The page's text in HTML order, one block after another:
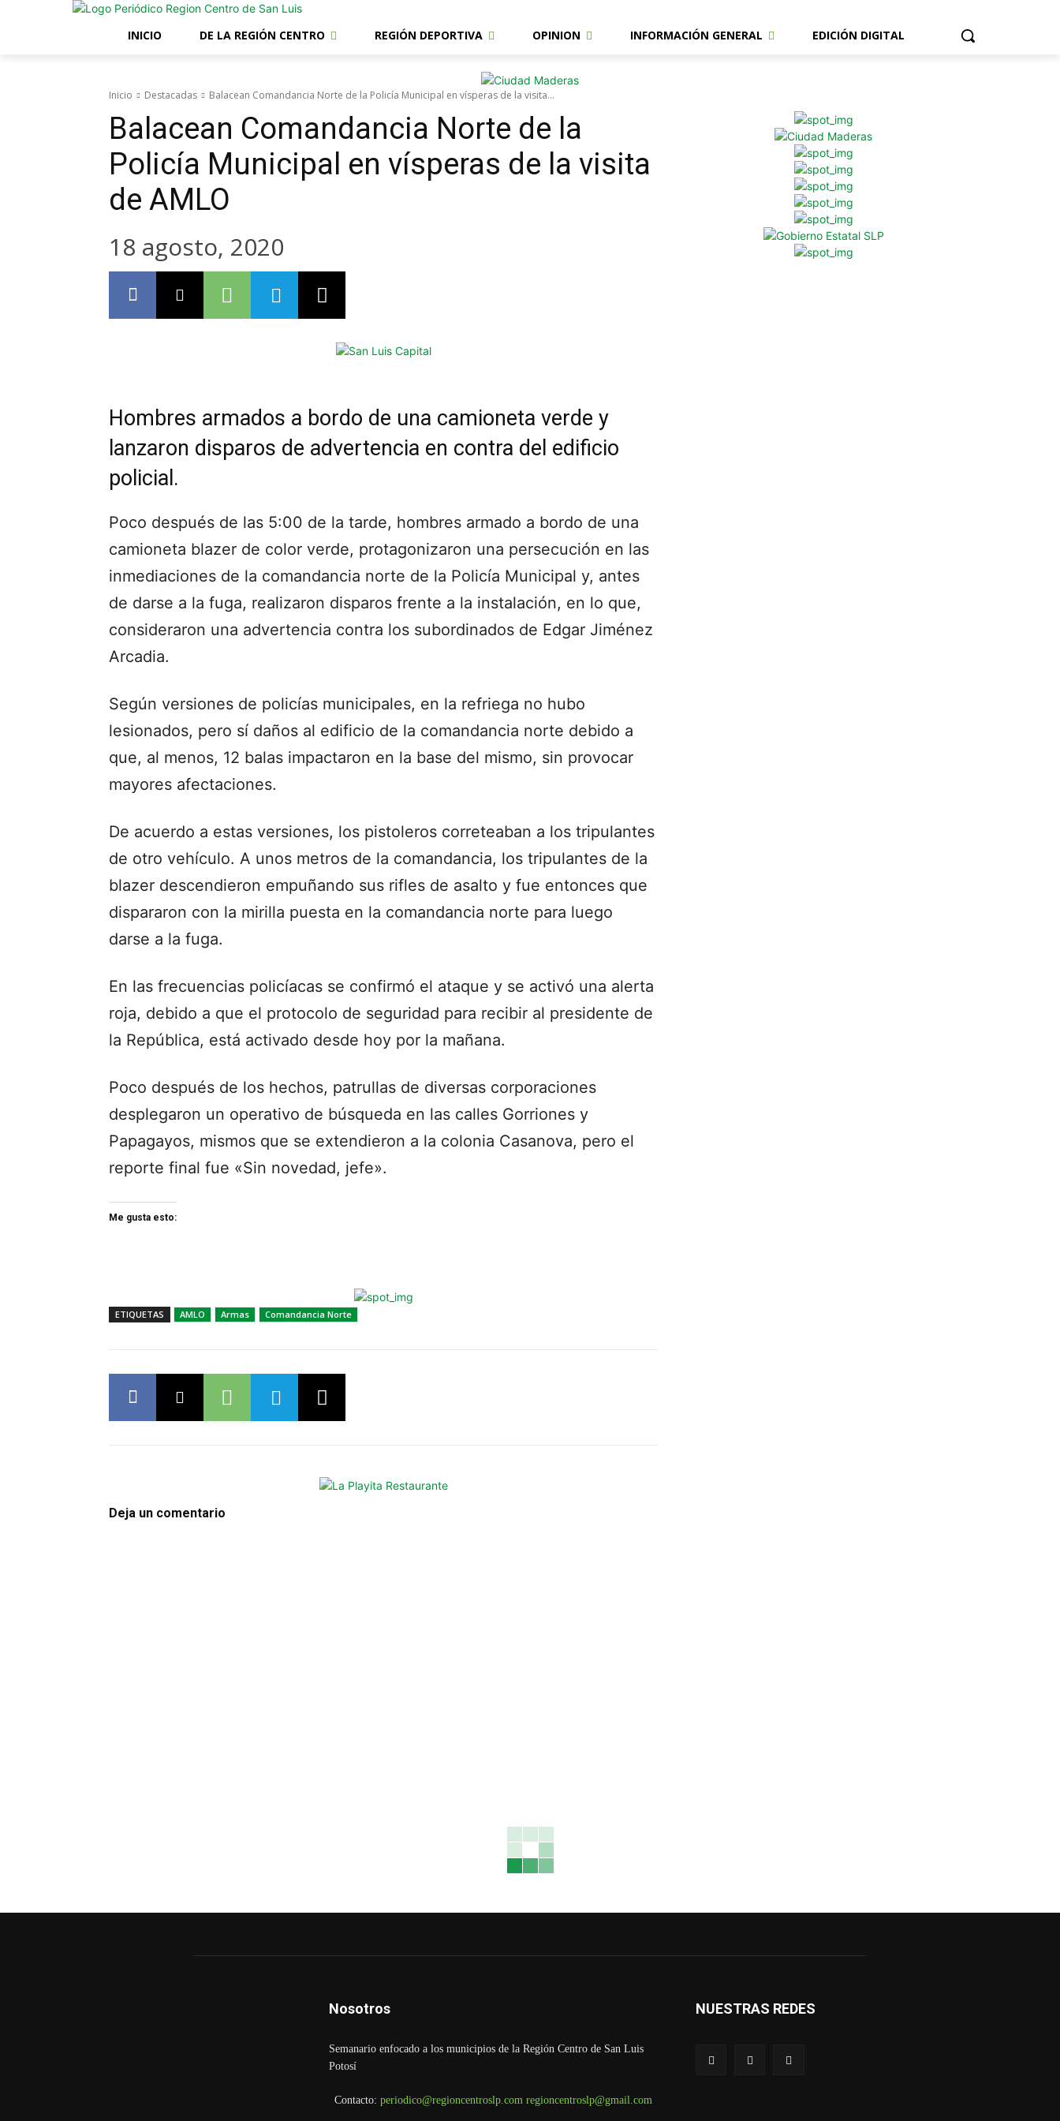
INICIO DE LA REGIÓN CENTRO REGIÓN DEPORTIVA OPINION INFORMACIÓN GENERAL EDICIÓN DIGITAL
Inicio Destacadas Balacean Comandancia Norte de la Policía Municipal en vísperas de la visita...
Balacean Comandancia Norte de la
Policía Municipal en vísperas de la visita
de AMLO
18 agosto, 2020
Hombres armados a bordo de una camioneta verde y
lanzaron disparos de advertencia en contra del edificio
policial.
Poco después de las 5:00 de la tarde, hombres armado a bordo de una
camioneta blazer de color verde, protagonizaron una persecución en las
inmediaciones de la comandancia norte de la Policía Municipal y, antes
de darse a la fuga, realizaron disparos frente a la instalación, en lo que,
consideraron una advertencia contra los subordinados de Edgar Jiménez
Arcadia.
Según versiones de policías municipales, en la refriega no hubo
lesionados, pero sí daños al edificio de la comandancia norte debido a
que, al menos, 12 balas impactaron en la base del mismo, sin provocar
mayores afectaciones.
De acuerdo a estas versiones, los pistoleros correteaban a los tripulantes
de otro vehículo. A unos metros de la comandancia, los tripulantes de la
blazer descendieron empuñando sus rifles de asalto y fue entonces que
dispararon con la mirilla puesta en la comandancia norte para luego
darse a la fuga.
En las frecuencias policíacas se confirmó el ataque y se activó una alerta
roja, debido a que el protocolo de seguridad para recibir al presidente de
la República, está activado desde hoy por la mañana.
Poco después de los hechos, patrullas de diversas corporaciones
desplegaron un operativo de búsqueda en las calles Gorriones y
Papagayos, mismos que se extendieron a la colonia Casanova, pero el
reporte final fue «Sin novedad, jefe».
Me gusta esto:
ETIQUETAS AMLO Armas Comandancia Norte
Deja un comentario
Nosotros
Semanario enfocado a los municipios de la Región Centro de San Luis
Potosí
Contacto: periodico@regioncentroslp.com regioncentroslp@gmail.com
NUESTRAS REDES